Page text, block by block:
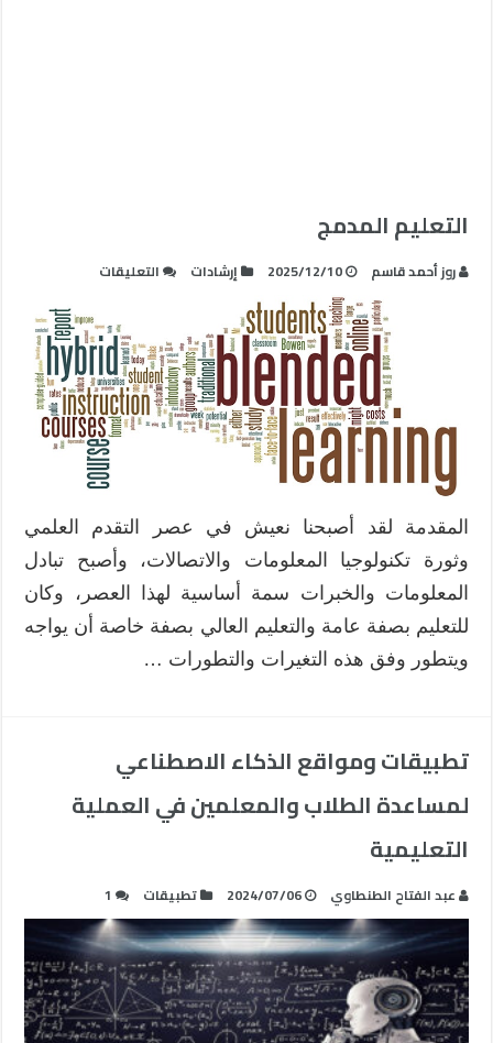
التعليم المدمج
روز أحمد قاسم 2025/12/10 إرشادات التعليقات
المدمج
مغلقة
المقدمة لقد أصبحنا نعيش في عصر التقدم العلمي
وثورة تكنولوجيا المعلومات والاتصالات، وأصبح تبادل
المعلومات والخبرات سمة أساسية لهذا العصر، وكان
للتعليم بصفة عامة والتعليم العالي بصفة خاصة أن يواجه
ويتطور وفق هذه التغيرات والتطورات …
تطبيقات ومواقع الذكاء الاصطناعي
لمساعدة الطلاب والمعلمين في العملية
التعليمية
عبد الفتاح الطنطاوي 2024/07/06 تطبيقات 1